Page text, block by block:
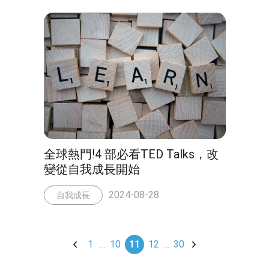
全球熱門!4 部必看TED Talks，改
變從自我成長開始
自我成長 2024-08-28
1 … 10 11 12 … 30